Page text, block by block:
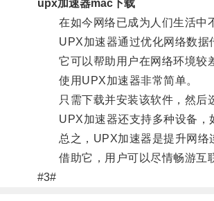
upx加速器mac下载
在如今网络已成为人们生活中不
UPX加速器通过优化网络数据传
它可以帮助用户在网络环境较差
使用UPX加速器非常简单。
只需下载并安装该软件，然后选
UPX加速器还支持多种设备，如
总之，UPX加速器是提升网络
借助它，用户可以尽情畅游互联
#3#